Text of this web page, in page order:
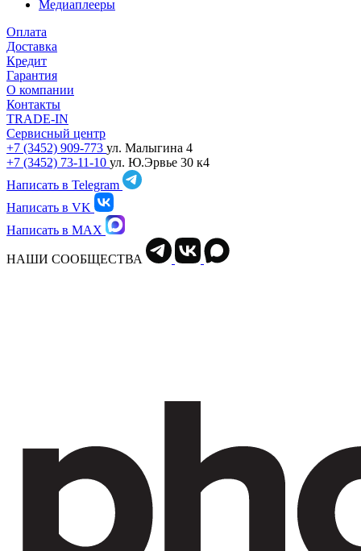
Медиаплееры
Оплата
Доставка
Кредит
Гарантия
О компании
Контакты
TRADE-IN
Сервисный центр
+7 (3452) 909-773 ул. Малыгина 4
+7 (3452) 73-11-10 ул. Ю.Эрвье 30 к4
Написать в Telegram
Написать в VK
Написать в MAX
НАШИ СООБЩЕСТВА